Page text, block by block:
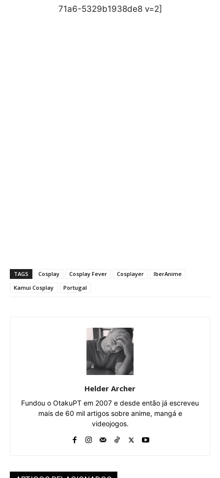
71a6-5329b1938de8 v=2]
TAGS Cosplay Cosplay Fever Cosplayer
IberAnime
Kamui Cosplay
Portugal
Helder Archer
Fundou o OtakuPT em 2007 e desde então já escreveu
mais de 60 mil artigos sobre anime, mangá e
videojogos.